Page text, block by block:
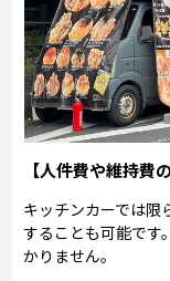
【人件費や維持費
キッチンカーでは限
することも可能です
かりません。